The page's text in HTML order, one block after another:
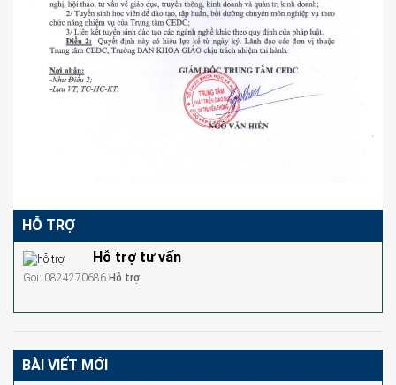
HỖ TRỢ
Hỗ trợ tư vấn
Gọi: 0824270686 Hỗ trợ
BÀI VIẾT MỚI